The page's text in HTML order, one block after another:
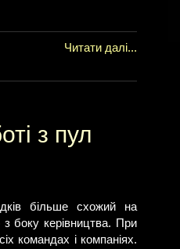
Читати далі...
з пул
більше схожий на
з боку керівництва. При
командах і компаніях.